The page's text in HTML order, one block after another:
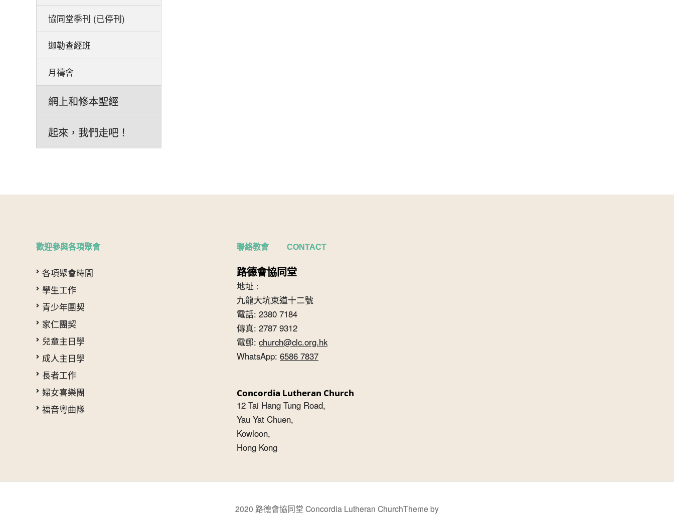
協同堂季刊 (已停刊)
迦勒查經班
月禱會
網上和修本聖經
起來，我們走吧！
歡迎參與各項聚會
各項聚會時間
學生工作
青少年團契
家仁團契
兒童主日學
成人主日學
長者工作
婦女喜樂團
福音粵曲隊
聯絡教會 CONTACT
路德會協同堂
地址 :
九龍大坑東道十二號
電話: 2380 7184
傳真: 2787 9312
電郵: church@clc.org.hk
WhatsApp: 6586 7837
Concordia Lutheran Church
12 Tai Hang Tung Road,
Yau Yat Chuen,
Kowloon,
Hong Kong
2020 路德會協同堂 Concordia Lutheran ChurchTheme by